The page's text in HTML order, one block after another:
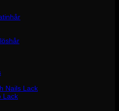
Nails Lack
Lack